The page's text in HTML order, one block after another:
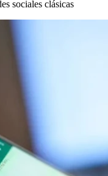
sociales clásicas